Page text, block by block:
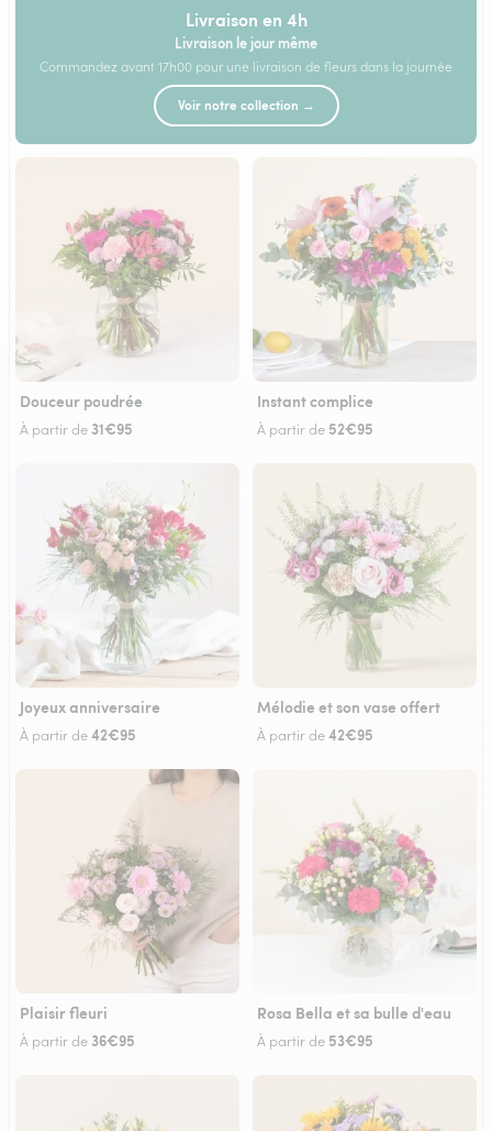
Livraison en 4h
Livraison le jour même
Commandez avant 17h00 pour une livraison de fleurs dans la journée
Voir notre collection →
Douceur poudrée
À partir de 31€95
Instant complice
À partir de 52€95
Joyeux anniversaire
À partir de42€95
Mélodie et son vase offert
À partir de42€95
Plaisir fleuri
À partir de 36€95
Rosa Bella et sa bulle d'eau
À partir de 53€95